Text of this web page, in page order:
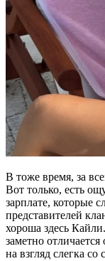
В тоже время, за
Вот только, есть
зарплате, которые
представителей
хороша здесь
заметно
на взгляд слегка